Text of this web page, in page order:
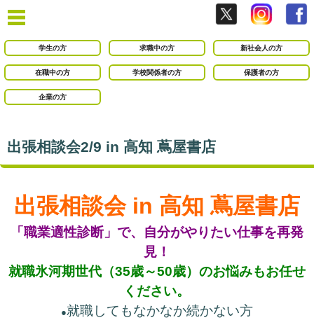
学生の方 求職中の方 新社会人の方
在職中の方 学校関係者の方 保護者の方
企業の方
出張相談会2/9 in 高知 蔦屋書店
出張相談会 in 高知 蔦屋書店
「職業適性診断」で、自分がやりたい仕事を再発
見！
就職氷河期世代（35歳～50歳）のお悩みもお任せ
ください。
●就職してもなかなか続かない方